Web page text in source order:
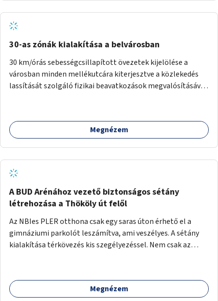
30-as zónák kialakítása a belvárosban
30 km/órás sebességcsillapított övezetek kijelölése a
városban minden mellékutcára kiterjesztve a közlekedés
lassítását szolgáló fizikai beavatkozások megvalósításával,
közlekedésnek. Elsőként az Alkotás utca - Villányi út -
Karolina út - Hamzsabégi út - Szerémi út - Könyves K. krt. -
zónák kijelölése. A program indulhat a Nagykörúton belüli
területtel, majd az Akotás utcán belüli területtel.
Megnézem
A BUD Arénához vezető biztonságos sétány
létrehozása a Thököly út felől
Az NBIes PLER otthona csak egy saras úton érhető el a
gimnáziumi parkolót leszámítva, ami veszélyes. A sétány
kialakítása térkövezés kis szegélyezéssel. Nem csak az
koncertek, bálok, jótékonysági események, választási
események -, a sármentes, méltó megközelítést, de a
Megnézem